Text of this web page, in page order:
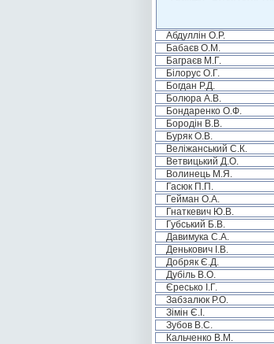
Абдуллін О.Р.
Бабаєв О.М.
Баграєв М.Г.
Білорус О.Г.
Богдан Р.Д.
Болюра А.В.
Бондаренко О.Ф.
Бородін В.В.
Буряк О.В.
Веліжанський С.К.
Ветвицький Д.О.
Волинець М.Я.
Гасюк П.П.
Гейман О.А.
Гнаткевич Ю.В.
Губський Б.В.
Давимука С.А.
Денькович І.В.
Добряк Є.Д.
Дубіль В.О.
Єресько І.Г.
Забзалюк Р.О.
Зімін Є.І.
Зубов В.С.
Кальченко В.М.